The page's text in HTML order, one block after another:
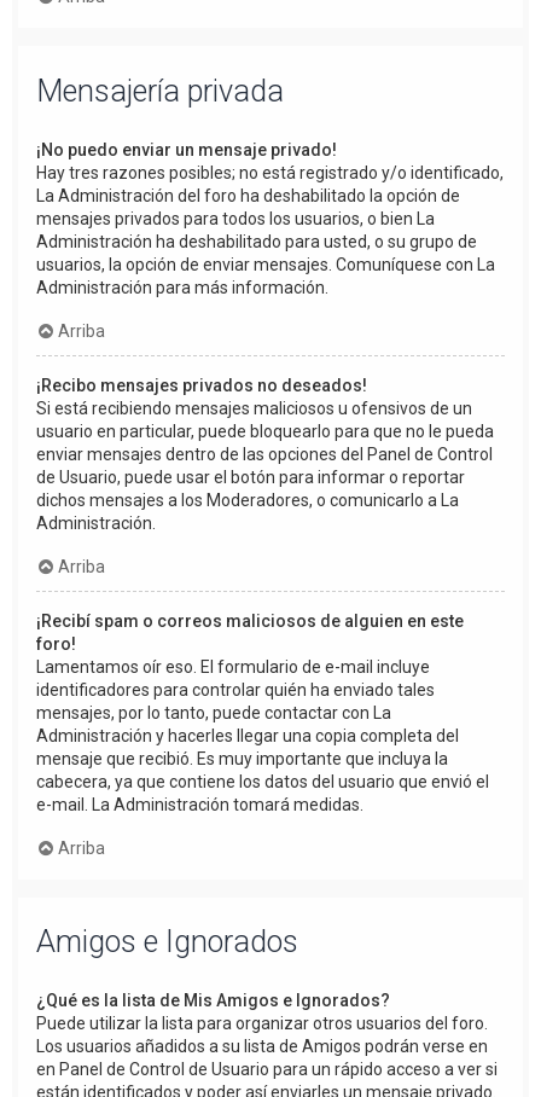
Mensajería privada
¡No puedo enviar un mensaje privado!
Hay tres razones posibles; no está registrado y/o identificado,
La Administración del foro ha deshabilitado la opción de
mensajes privados para todos los usuarios, o bien La
Administración ha deshabilitado para usted, o su grupo de
usuarios, la opción de enviar mensajes. Comuníquese con La
Administración para más información.
Arriba
¡Recibo mensajes privados no deseados!
Si está recibiendo mensajes maliciosos u ofensivos de un
usuario en particular, puede bloquearlo para que no le pueda
enviar mensajes dentro de las opciones del Panel de Control
de Usuario, puede usar el botón para informar o reportar
dichos mensajes a los Moderadores, o comunicarlo a La
Administración.
Arriba
¡Recibí spam o correos maliciosos de alguien en este
foro!
Lamentamos oír eso. El formulario de e-mail incluye
identificadores para controlar quién ha enviado tales
mensajes, por lo tanto, puede contactar con La
Administración y hacerles llegar una copia completa del
mensaje que recibió. Es muy importante que incluya la
cabecera, ya que contiene los datos del usuario que envió el
e-mail. La Administración tomará medidas.
Arriba
Amigos e Ignorados
¿Qué es la lista de Mis Amigos e Ignorados?
Puede utilizar la lista para organizar otros usuarios del foro.
Los usuarios añadidos a su lista de Amigos podrán verse en
en Panel de Control de Usuario para un rápido acceso a ver si
están identificados y poder así enviarles un mensaje privado.